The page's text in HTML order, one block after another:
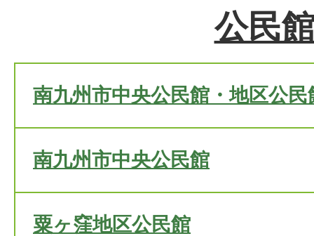
公民
南九州市中央公民館・地区公民
南九州市中央公民館
粟ヶ窪地区公民館